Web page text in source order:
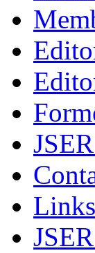
Links